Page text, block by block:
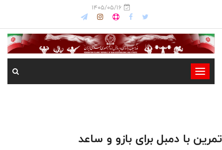
1405/05/16
-
-
-
تمرین با دمبل برای بازو و ساعد